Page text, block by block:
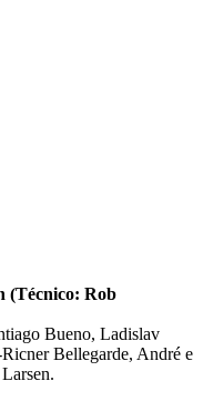
(Técnico: Rob
Bueno, Ladislav
Bellegarde, André e